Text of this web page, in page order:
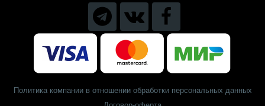
Политика компании в отношении обработки персональных данных